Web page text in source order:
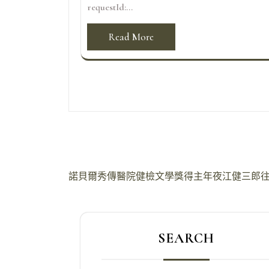
requestId:...
Read More
文
諾貝爾秀傳醫院健檢文學獎得主年夜江健三郎
SEARCH